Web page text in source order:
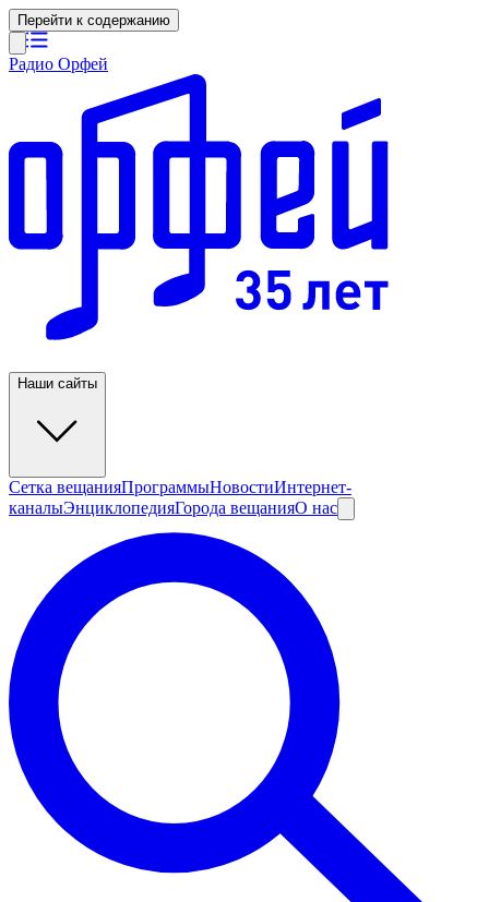
Перейти к содержанию
Радио Орфей
Наши сайты
Сетка вещанияПрограммыНовостиИнтернет-
каналыЭнциклопедияГорода вещанияО нас